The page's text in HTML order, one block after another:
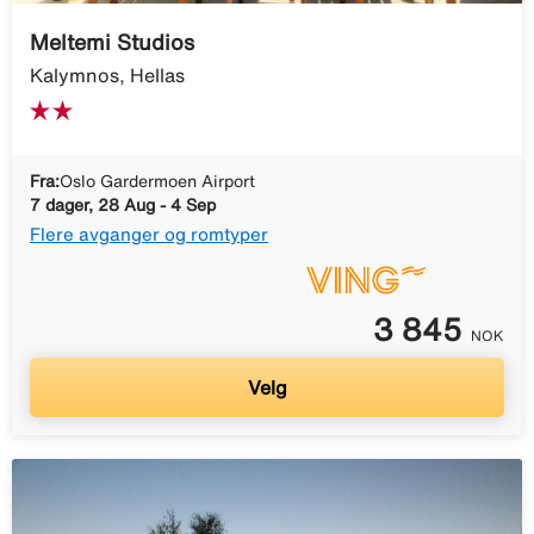
Meltemi Studios
Kalymnos, Hellas
Fra:Oslo Gardermoen Airport
7 dager, 28 Aug - 4 Sep
Flere avganger og romtyper
3 845 NOK
Velg